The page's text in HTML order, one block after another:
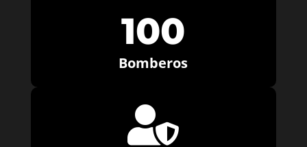
100
Bomberos
